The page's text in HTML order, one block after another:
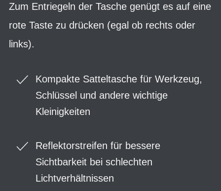
Zum Entriegeln der Tasche genügt es auf eine
rote Taste zu drücken (egal ob rechts oder
links).
Kompakte Satteltasche für Werkzeug,
Schlüssel und andere wichtige
Kleinigkeiten
Reflektorstreifen für bessere
Sichtbarkeit bei schlechten
Lichtverhältnissen